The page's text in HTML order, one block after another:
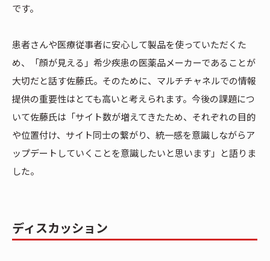
です。
患者さんや医療従事者に安心して製品を使っていただくた
め、「顔が見える」希少疾患の医薬品メーカーであることが
大切だと話す佐藤氏。そのために、マルチチャネルでの情報
提供の重要性はとても高いと考えられます。今後の課題につ
いて佐藤氏は「サイト数が増えてきたため、それぞれの目的
や位置付け、サイト同士の繋がり、統一感を意識しながらア
ップデートしていくことを意識したいと思います」と語りま
した。
ディスカッション